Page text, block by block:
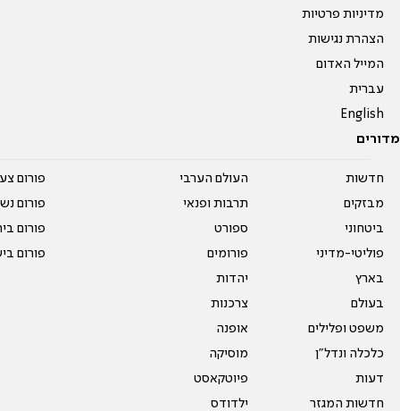
מדיניות פרטיות
הצהרת נגישות
המייל האדום
עברית
English
מדורים
חדשות
מבזקים
ביטחוני
פוליטי-מדיני
בארץ
בעולם
משפט ופלילים
כלכלה ונדל"ן
דעות
חדשות המגזר
העולם הערבי
תרבות ופנאי
ספורט
פורומים
יהדות
צרכנות
אופנה
מוסיקה
פיוטקאסט
ילדודס
פורום
פורום
פורום
פורום